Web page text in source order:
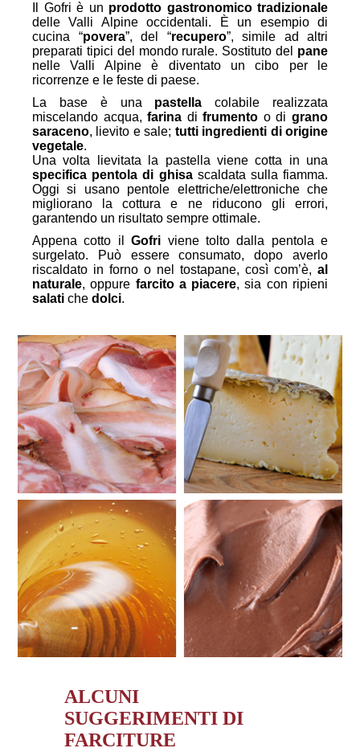
Il Gofri è un prodotto gastronomico tradizionale
delle Valli Alpine occidentali. È un esempio di
cucina “povera”, del “recupero”, simile ad altri
preparati tipici del mondo rurale. Sostituto del pane
nelle Valli Alpine è diventato un cibo per le
ricorrenze e le feste di paese.
La base è una pastella colabile realizzata
miscelando acqua,farina difrumento o digrano
saraceno, lievito e sale; tutti ingredienti di origine
vegetale.
Una volta lievitata la pastella viene cotta in una
specifica pentola di ghisascaldata sulla fiamma.
Oggi si usano pentole elettriche/elettroniche che
migliorano la cottura e ne riducono gli errori,
garantendo un risultato sempre ottimale.
Appena cotto ilGofri viene tolto dalla pentola e
surgelato. Può essere consumato, dopo averlo
riscaldato in forno o nel tostapane, così com’è, al
naturale, oppure farcito a piacere, sia con ripieni
salati che dolci.
ALCUNI
SUGGERIMENTI DI
FARCITURE